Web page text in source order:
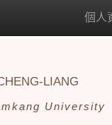
個人
LIANG
University